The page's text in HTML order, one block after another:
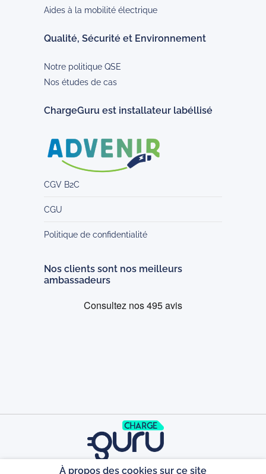
Aides à la mobilité électrique
Qualité, Sécurité et Environnement
Notre politique QSE
Nos études de cas
ChargeGuru est installateur labéllisé
CGV B2C
CGU
Politique de confidentialité
Nos clients sont nos meilleurs
ambassadeurs
À propos des cookies sur ce site